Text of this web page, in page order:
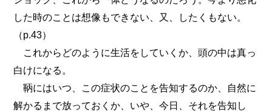
した時のことは想像もできない、又、したくもない。
（p.43）
これからどのように生活をしていくか、頭の中は真っ
白けになる。
鞆にはいつ、この症状のことを告知するのか、自然に
解かるまで放っておくか、いや、今日、それを告知し